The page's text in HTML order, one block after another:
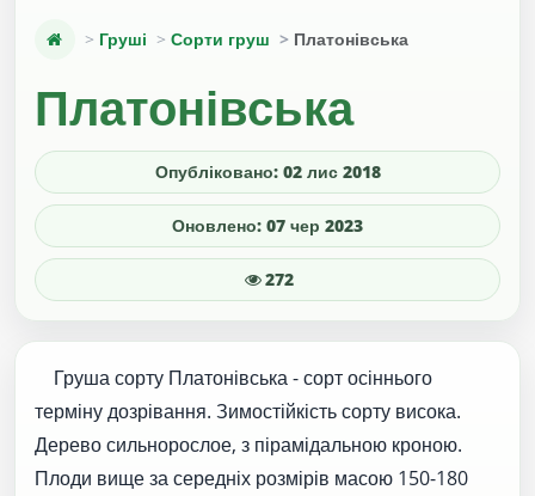
Груші Сорти груш Платонівська
Платонівська
Опубліковано: 02 лис 2018
Оновлено: 07 чер 2023
272
Груша сорту Платонівська - сорт осіннього
терміну дозрівання. Зимостійкість сорту висока.
Дерево сильнорослое, з пірамідальною кроною.
Плоди вище за середніх розмірів масою 150-180